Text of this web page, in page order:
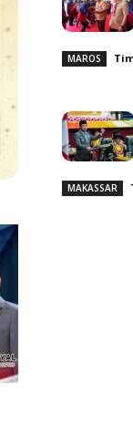
MAROS
MAKASSAR